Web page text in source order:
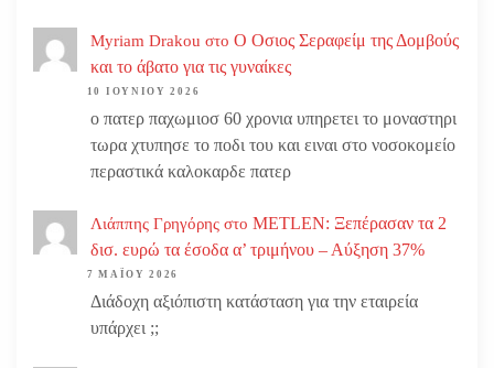
Myriam Drakou στο Ο Οσιος Σεραφείμ της Δομβούς
και το άβατο για τις γυναίκες
10 ΙΟΥΝΊΟΥ 2026
ο πατερ παχωμιοσ 60 χρονια υπηρετει το μοναστηρι
τωρα χτυπησε το ποδι του και ειναι στο νοσοκομείο
περαστικά καλοκαρδε πατερ
Λιάππης Γρηγόρης στο METLEN: Ξεπέρασαν τα 2
δισ. ευρώ τα έσοδα α’ τριμήνου – Αύξηση 37%
7 ΜΑΪ́ΟΥ 2026
Διάδοχη αξιόπιστη κατάσταση για την εταιρεία
υπάρχει ;;